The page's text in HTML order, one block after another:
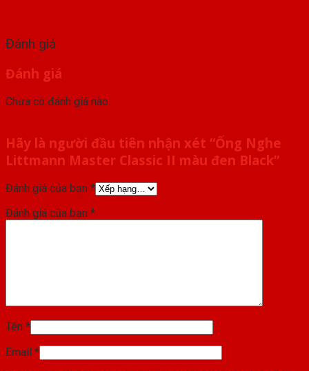
Đánh giá
Đánh giá
Chưa có đánh giá nào.
Hãy là người đầu tiên nhận xét “Ống Nghe
Littmann Master Classic II màu đen Black”
Đánh giá của bạn *
Đánh giá của bạn *
Tên *
Email *